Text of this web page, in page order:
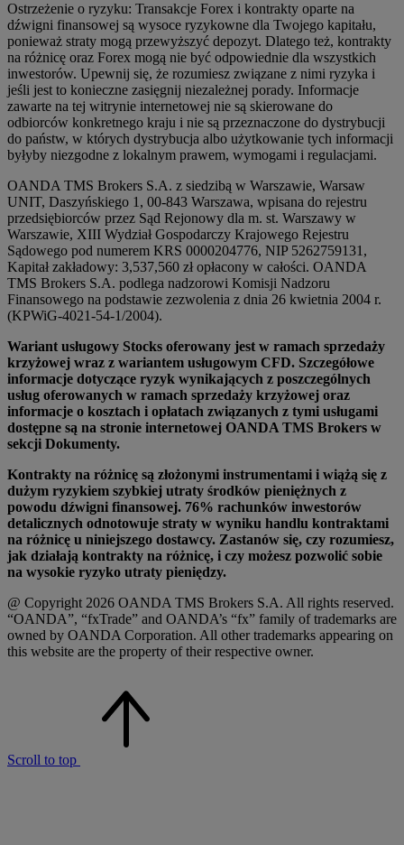
Ostrzeżenie o ryzyku: Transakcje Forex i kontrakty oparte na
dźwigni finansowej są wysoce ryzykowne dla Twojego kapitału,
ponieważ straty mogą przewyższyć depozyt. Dlatego też, kontrakty
na różnicę oraz Forex mogą nie być odpowiednie dla wszystkich
inwestorów. Upewnij się, że rozumiesz związane z nimi ryzyka i
jeśli jest to konieczne zasięgnij niezależnej porady. Informacje
zawarte na tej witrynie internetowej nie są skierowane do
odbiorców konkretnego kraju i nie są przeznaczone do dystrybucji
do państw, w których dystrybucja albo użytkowanie tych informacji
byłyby niezgodne z lokalnym prawem, wymogami i regulacjami.
OANDA TMS Brokers S.A. z siedzibą w Warszawie, Warsaw
UNIT, Daszyńskiego 1, 00-843 Warszawa, wpisana do rejestru
przedsiębiorców przez Sąd Rejonowy dla m. st. Warszawy w
Warszawie, XIII Wydział Gospodarczy Krajowego Rejestru
Sądowego pod numerem KRS 0000204776, NIP 5262759131,
Kapitał zakładowy: 3,537,560 zł opłacony w całości. OANDA
TMS Brokers S.A. podlega nadzorowi Komisji Nadzoru
Finansowego na podstawie zezwolenia z dnia 26 kwietnia 2004 r.
(KPWiG-4021-54-1/2004).
Wariant usługowy Stocks oferowany jest w ramach sprzedaży
krzyżowej wraz z wariantem usługowym CFD. Szczegółowe
informacje dotyczące ryzyk wynikających z poszczególnych
usług oferowanych w ramach sprzedaży krzyżowej oraz
informacje o kosztach i opłatach związanych z tymi usługami
dostępne są na stronie internetowej OANDA TMS Brokers w
sekcji Dokumenty.
Kontrakty na różnicę są złożonymi instrumentami i wiążą się z
dużym ryzykiem szybkiej utraty środków pieniężnych z
powodu dźwigni finansowej. 76% rachunków inwestorów
detalicznych odnotowuje straty w wyniku handlu kontraktami
na różnicę u niniejszego dostawcy. Zastanów się, czy rozumiesz,
jak działają kontrakty na różnicę, i czy możesz pozwolić sobie
na wysokie ryzyko utraty pieniędzy.
@ Copyright 2026 OANDA TMS Brokers S.A. All rights reserved.
“OANDA”, “fxTrade” and OANDA’s “fx” family of trademarks are
owned by OANDA Corporation. All other trademarks appearing on
this website are the property of their respective owner.
Scroll to top